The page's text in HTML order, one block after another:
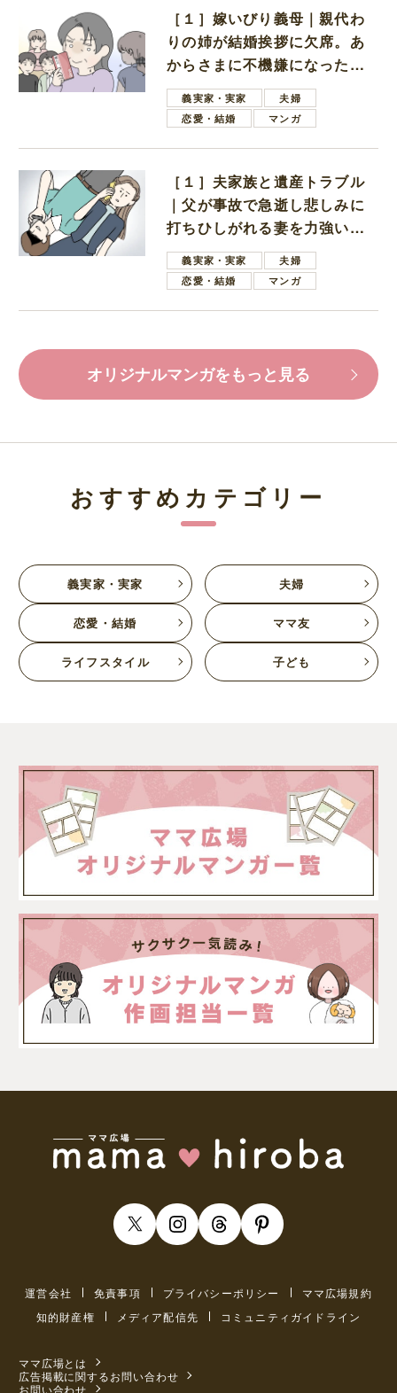
［１］嫁いびり義母｜親代わ
りの姉が結婚挨拶に欠席。あ
からさまに不機嫌になった義
母義実家・実家
夫婦
恋愛・結婚
マンガ
［１］夫家族と遺産トラブル
｜父が事故で急逝し悲しみに
打ちひしがれる妻を力強い言
葉で励ます夫
義実家・実家
夫婦
恋愛・結婚
マンガ
オリジナルマンガをもっと見る
おすすめカテゴリー
義実家・実家 夫婦
恋愛・結婚 ママ友
ライフスタイル 子ども
運営会社 免責事項 プライバシーポリシー
ママ広場規約
知的財産権
メディア配信先 コミュニティガイドライン
ママ広場とは
広告掲載に関するお問い合わせ
お問い合わせ